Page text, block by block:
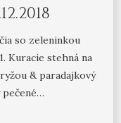
so zeleninkou
Kuracie stehná na
& paradajkový